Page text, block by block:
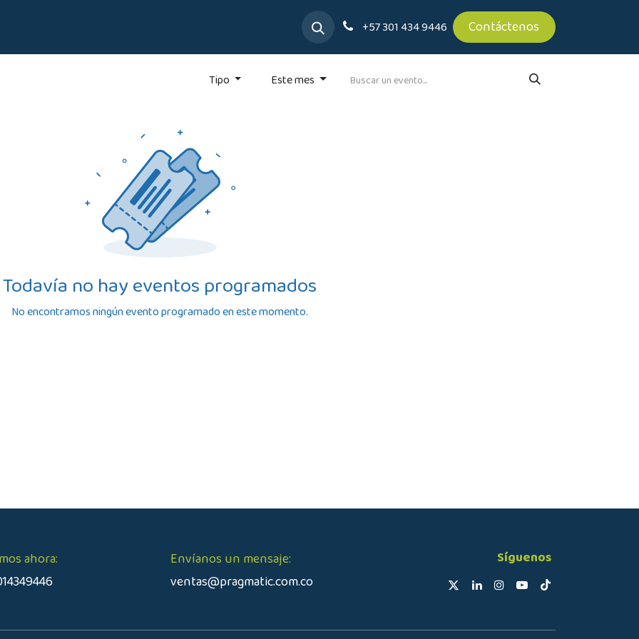
+57 301 434 9446 Contáctenos
Tipo Este mes
Todavía no hay eventos programados
No encontramos ningún evento programado en este momento.
ahora:
Envíanos un mensaje:
ventas@pragmatic.com.co
Síguenos